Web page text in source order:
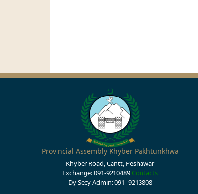
Provincial Assembly Khyber Pakhtunkhwa
Khyber Road, Cantt, Peshawar
Exchange: 091-9210489 Contacts
Dy Secy Admin: 091- 9213808